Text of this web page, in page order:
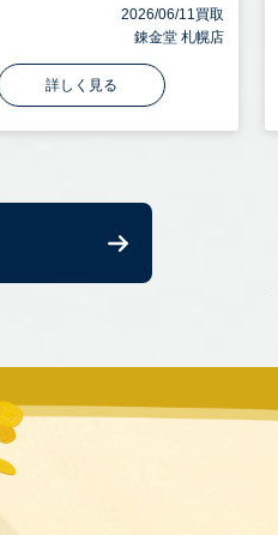
2026/06/11買取
錬金堂 札幌店
詳しく見る